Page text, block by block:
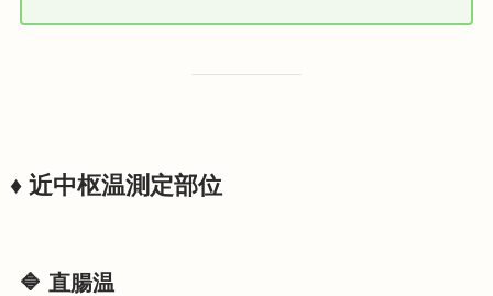
♦️ 近中枢温測定部位
🔷 直腸温